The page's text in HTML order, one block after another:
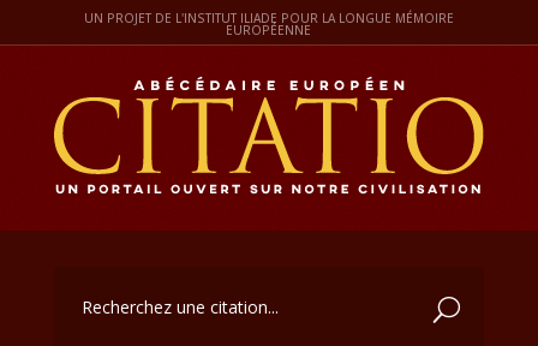
UN PROJET DE L'INSTITUT ILIADE POUR LA LONGUE MÉMOIRE
EUROPÉENNE